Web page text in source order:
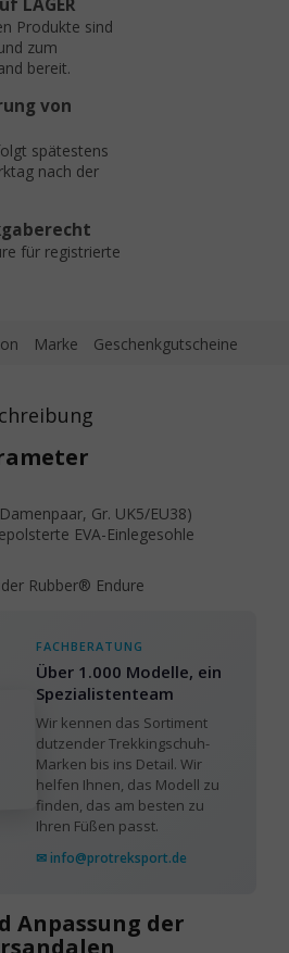
LAGER
Produkte sind
zum
bereit.
von
spätestens
nach der
für registrierte
Marke Geschenkgutscheine
Gr. UK5/EU38)
EVA-Einlegesohle
Rubber® Endure
FACHBERATUNG
Über 1.000 Modelle, ein
Spezialistenteam
Wir kennen das Sortiment
dutzender Trekkingschuh-
Marken bis ins Detail. Wir
helfen Ihnen, das Modell zu
finden, das am besten zu
Ihren Füßen passt.
✉ info@protreksport.de
Anpassung der